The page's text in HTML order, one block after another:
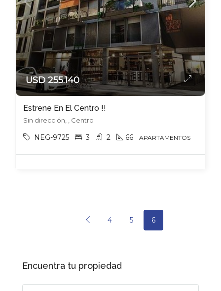
USD 255.140
Estrene En El Centro !!
Sin dirección, , Centro
NEG-9725 3 2 66 APARTAMENTOS
4 5 6
Encuentra tu propiedad